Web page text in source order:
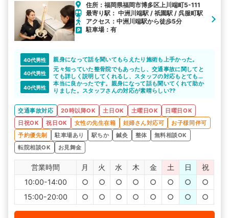
住所：福岡県福岡市博多区上川端町5-111
最寄り駅： 中洲川端駅 / 祇園駅 / 呉服町駅
アクセス：中洲川端駅から徒歩5分
駐車場：有
40代男性 親身になって話を聞いてもらえたり施術も上手かった。
40代男性
元々知っていた整骨院でもあったし、交通事故に関してと
ても詳しく説明してくれるし、スタッフの対応もとても良
かった。
40代男性
本当に良かったです。親身になって話も聞いてくれて助か
りました。スタッフさんの対応が素晴らしい??
交通事故対応 20時以降OK 土日OK 土曜日OK
日曜日OK
日祝OK
祝日OK 女性の先生在籍 妊婦さん対応可
お子様同伴可
予約優先制
駐車場あり 駅ちか 鍼灸 整体
無料相談OK
転院相談OK
お見舞金
営業時間 月 火 水 木 金 土 日
祝
10:00-14:00
○ ○ ○ ○ ○ ○ ○
○
15:00-20:00
○ ○ ○ ○ ○ ○ ○ ○